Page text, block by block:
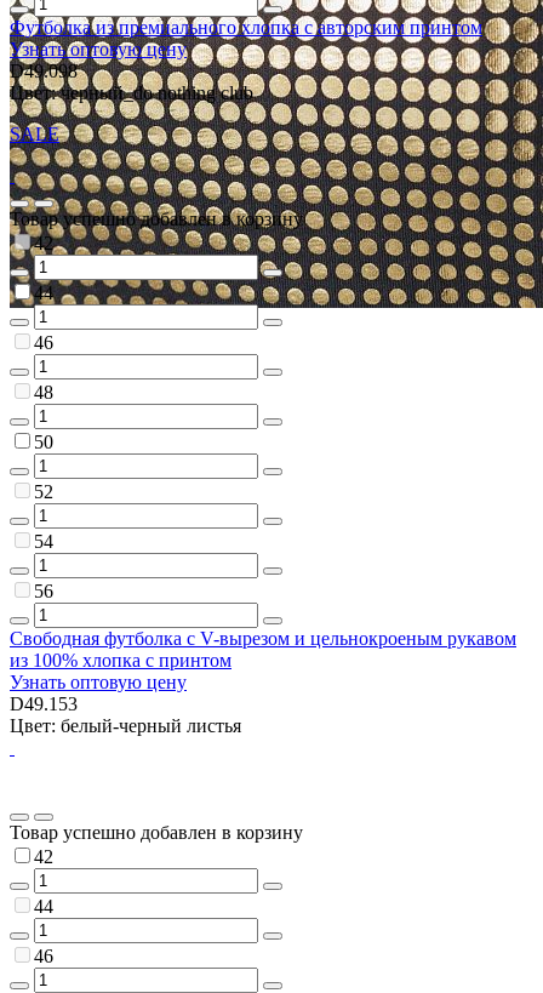
Футболка из премиального хлопка с авторским принтом
Узнать оптовую цену
D49.098
Цвет: черный_do nothing club
SALE
Товар успешно добавлен в корзину
42
44
46
48
50
52
54
56
Свободная футболка с V-вырезом и цельнокроеным рукавом
из 100% хлопка с принтом
Узнать оптовую цену
D49.153
Цвет: белый-черный листья
Товар успешно добавлен в корзину
42
44
46